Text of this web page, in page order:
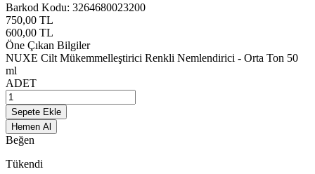
Barkod Kodu: 3264680023200
750,00 TL
600,00 TL
Öne Çıkan Bilgiler
NUXE Cilt Mükemmelleştirici Renkli Nemlendirici - Orta Ton 50
ml
ADET
Sepete Ekle
Hemen Al
Beğen
Tükendi